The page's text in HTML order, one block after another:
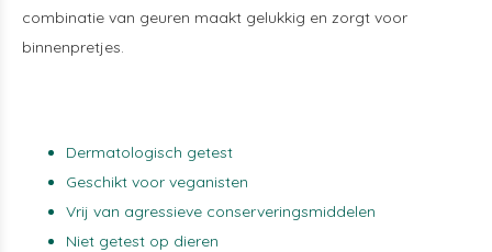
combinatie van geuren maakt gelukkig en zorgt voor
binnenpretjes.
Dermatologisch getest
Geschikt voor veganisten
Vrij van agressieve conserveringsmiddelen
Niet getest op dieren